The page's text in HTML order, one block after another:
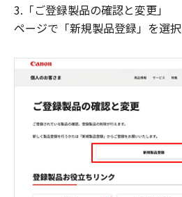
3.「ご登録製品の確認と変更」
ページで「新規製品登録」を選択